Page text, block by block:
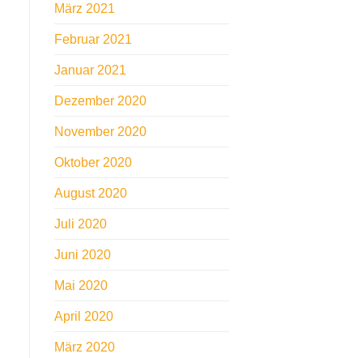
März 2021
Februar 2021
Januar 2021
Dezember 2020
November 2020
Oktober 2020
August 2020
Juli 2020
Juni 2020
Mai 2020
April 2020
März 2020